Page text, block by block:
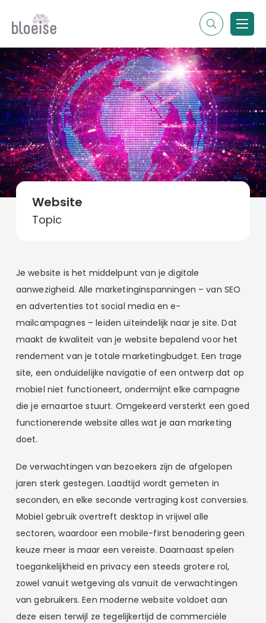
Contentmarketing
Online marketing
Branches
Marketing
Alle soorten artikelen
Alle topics
Website
Topic
Je website is het middelpunt van je digitale
aanwezigheid. Alle marketinginspanningen – van SEO
en advertenties tot social media en e-
mailcampagnes – leiden uiteindelijk naar je site. Dat
maakt de kwaliteit van je website bepalend voor het
rendement van je totale marketingbudget. Een trage
site, een onduidelijke navigatie of een ontwerp dat op
mobiel niet functioneert, ondermijnt elke campagne
die je ernaartoe stuurt. Omgekeerd versterkt een goed
functionerende website alles wat je aan marketing
doet.
De verwachtingen van bezoekers zijn de afgelopen
jaren sterk gestegen. Laadtijd wordt gemeten in
seconden, en elke seconde vertraging kost conversies.
Mobiel gebruik overtreft desktop in vrijwel alle
sectoren, waardoor een mobile-first benadering geen
keuze meer is maar een vereiste. Daarnaast spelen
toegankelijkheid en privacy een steeds grotere rol,
zowel vanuit wetgeving als vanuit de verwachtingen
van gebruikers. Een moderne website voldoet aan
deze eisen terwijl ze tegelijkertijd de commerciële